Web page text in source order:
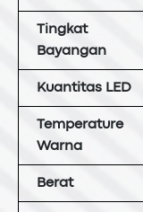
Tingkat
Bayangan
Kuantitas LED
Temperature
Warna
Berat